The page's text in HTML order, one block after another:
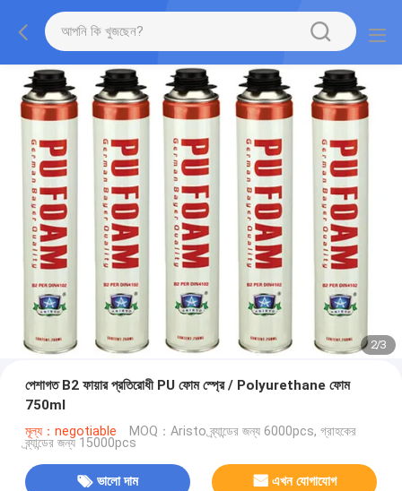
2/3
পেশাগত B2 ফায়ার প্রতিরোধী PU ফোম স্প্রে / Polyurethane ফোম
750ml
মূল্য：negotiable MOQ：Aristo ব্র্যান্ডের জন্য 6000pcs, গ্রাহকের
ব্র্যান্ডের জন্য 15000pcs
ভালো দাম এখন যোগাযোগ